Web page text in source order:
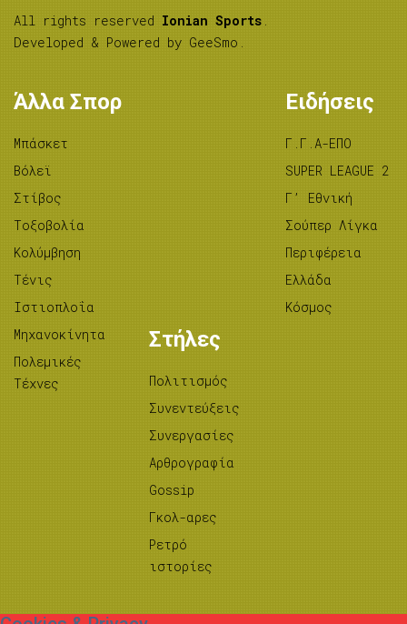
All rights reserved Ionian Sports .
Developed & Powered by GeeSmo .
Άλλα Σπορ
Μπάσκετ
Βόλεϊ
Στίβος
Tοξοβολία
Κολύμβηση
Τένις
Ιστιοπλοΐα
Μηχανοκίνητα
Πολεμικές
Τέχνες
Ειδήσεις
Γ.Γ.Α-ΕΠΟ
SUPER LEAGUE 2
Γ’ Εθνική
Σούπερ Λίγκα
Περιφέρεια
Ελλάδα
Κόσμος
Στήλες
Πολιτισμός
Συνεντεύξεις
Συνεργασίες
Αρθρογραφία
Gossip
Γκολ-αρες
Ρετρό
ιστορίες